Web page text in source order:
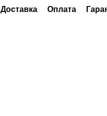
Доставка Оплата